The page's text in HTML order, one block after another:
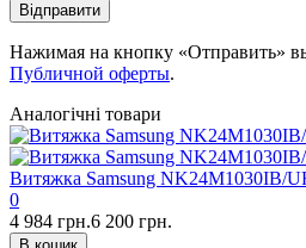
Відправити
Нажимая на кнопку «Отправить»
Публичной оферты.
Аналогічні товари
Витяжка Samsung NK24M1030IB/
0
4 984 грн.6 200 грн.